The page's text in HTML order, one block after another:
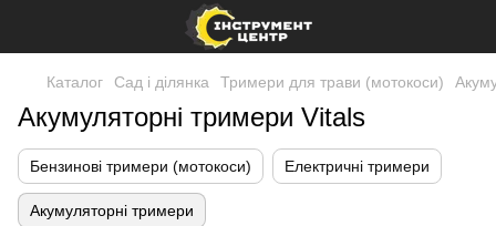
Каталог Сад і ділянка Тримери для трави (мотокоси)
Акумуляторні тримери Vitals
Бензинові тримери (мотокоси) Електричні тримери
Акумуляторні тримери